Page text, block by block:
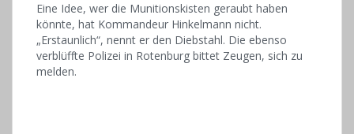
Eine Idee, wer die Munitionskisten geraubt haben
könnte, hat Kommandeur Hinkelmann nicht.
„Erstaunlich“, nennt er den Diebstahl. Die ebenso
verblüffte Polizei in Rotenburg bittet Zeugen, sich zu
melden.